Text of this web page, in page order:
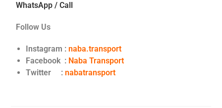
WhatsApp / Call
Follow Us
Instagram :naba.transport
Facebook : Naba Transport
Twitter :nabatransport